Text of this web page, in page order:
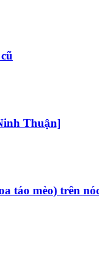
Thuận]
táo mèo) trên